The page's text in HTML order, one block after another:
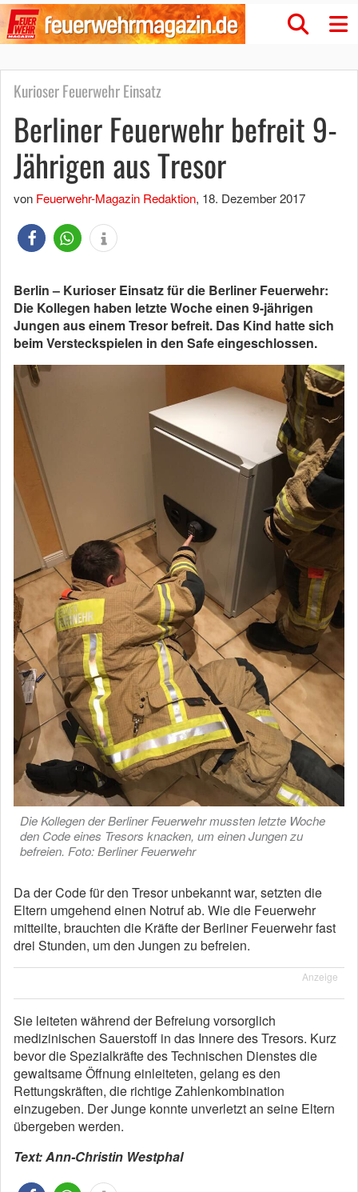
Kurioser Feuerwehr Einsatz
Berliner Feuerwehr befreit 9-
Jährigen aus Tresor
von Feuerwehr-Magazin Redaktion, 18. Dezember 2017
Berlin – Kurioser Einsatz für die Berliner Feuerwehr:
Die Kollegen haben letzte Woche einen 9-jährigen
Jungen aus einem Tresor befreit. Das Kind hatte sich
beim Versteckspielen in den Safe eingeschlossen.
Die Kollegen der Berliner Feuerwehr mussten letzte Woche
den Code eines Tresors knacken, um einen Jungen zu
befreien. Foto: Berliner Feuerwehr
Da der Code für den Tresor unbekannt war, setzten die
Eltern umgehend einen Notruf ab. Wie die Feuerwehr
mitteilte, brauchten die Kräfte der Berliner Feuerwehr fast
drei Stunden, um den Jungen zu befreien.
Anzeige
Sie leiteten während der Befreiung vorsorglich
medizinischen Sauerstoff in das Innere des Tresors. Kurz
bevor die Spezialkräfte des Technischen Dienstes die
gewaltsame Öffnung einleiteten, gelang es den
Rettungskräften, die richtige Zahlenkombination
einzugeben. Der Junge konnte unverletzt an seine Eltern
übergeben werden.
Text: Ann-Christin Westphal